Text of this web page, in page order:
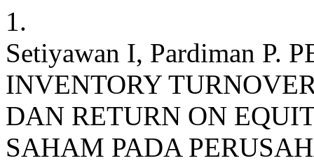
1.
Setiyawan I, Pardiman P.
INVENTORY
DAN RETURN ON
SAHAM PADA